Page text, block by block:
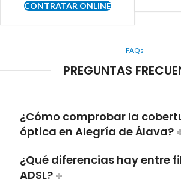
CONTRATAR ONLINE
FAQs
PREGUNTAS
¿Cómo comprobar la
óptica en Alegría de Álava?
¿Qué diferencias hay entre
ADSL?